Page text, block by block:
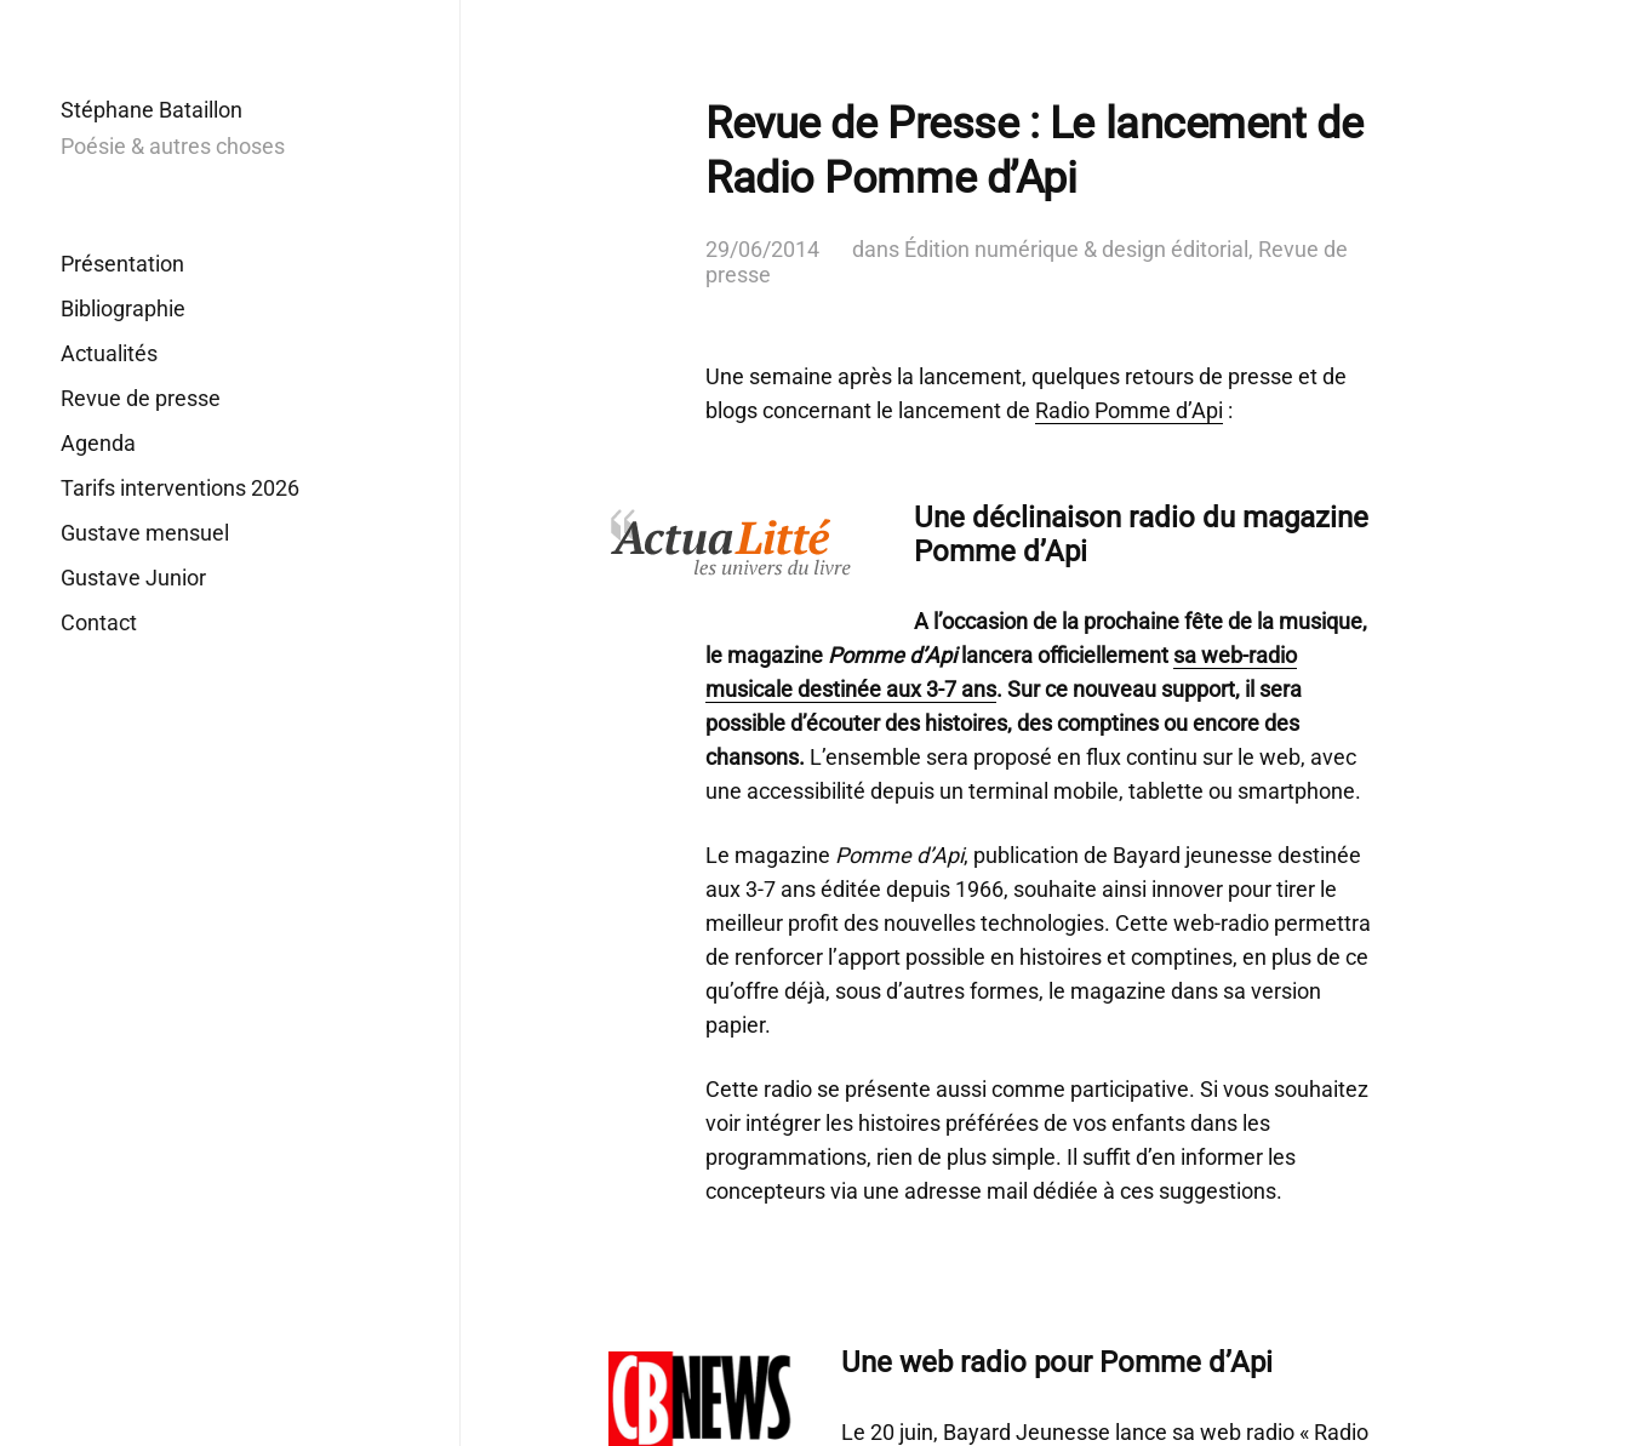
Stéphane Bataillon
Poésie & autres choses
Présentation
Bibliographie
Actualités
Revue de presse
Agenda
Tarifs interventions 2026
Gustave mensuel
Gustave Junior
Contact
Revue de Presse : Le lancement de
Radio Pomme d’Api
29/06/2014 dans Édition numérique & design éditorial , Revue de
presse
Une semaine après la lancement, quelques retours de presse et de
blogs concernant le lancement de Radio Pomme d’Api :
Une déclinaison radio du magazine
Pomme d’Api
A l’occasion de la prochaine fête de la musique,
le magazine Pomme d’Apilancera officiellementsa web-radio
musicale destinée aux 3-7 ans. Sur ce nouveau support, il sera
possible d’écouter des histoires, des comptines ou encore des
chansons. L’ensemble sera proposé en flux continu sur le web, avec
une accessibilité depuis un terminal mobile, tablette ou smartphone.
Le magazine Pomme d’Api, publication de Bayard jeunesse destinée
aux 3-7 ans éditée depuis 1966, souhaite ainsi innover pour tirer le
meilleur profit des nouvelles technologies. Cette web-radio permettra
de renforcer l’apport possible en histoires et comptines, en plus de ce
qu’offre déjà, sous d’autres formes, le magazine dans sa version
papier.
Cette radio se présente aussi comme participative. Si vous souhaitez
voir intégrer les histoires préférées de vos enfants dans les
programmations, rien de plus simple. Il suffit d’en informer les
concepteurs via une adresse mail dédiée à ces suggestions.
Une web radio pour Pomme d’Api
Le 20 juin, Bayard Jeunesse lance sa web radio « Radio